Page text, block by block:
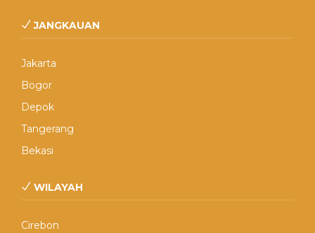
JANGKAUAN
Jakarta
Bogor
Depok
Tangerang
Bekasi
WILAYAH
Cirebon